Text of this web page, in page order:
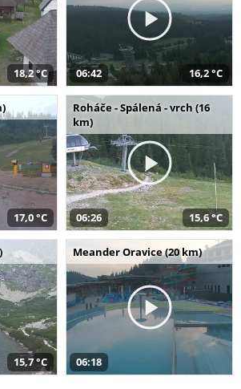
18,2 °C 06:42 16,2 °C
17,0 °C
Roháče - Spálená - vrch (16
km)
06:26 15,6 °C
15,7 °C
Meander Oravice (20 km)
06:18